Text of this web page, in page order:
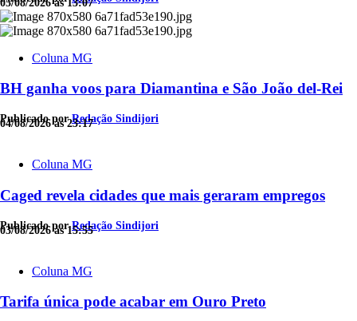
05/08/2026 às 13:07
Coluna MG
BH ganha voos para Diamantina e São João del-Rei
Publicado porRedação Sindijori
04/08/2026 às 23:17
Coluna MG
Caged revela cidades que mais geraram empregos
Publicado porRedação Sindijori
03/08/2026 às 15:55
Coluna MG
Tarifa única pode acabar em Ouro Preto